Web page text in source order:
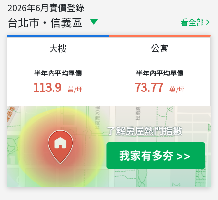
2026年6月實價登錄
台北市 ・ 信義區 看全部
大樓
半年內平均單價
113.9 萬/坪
公寓
半年內平均單價
73.77 萬/坪